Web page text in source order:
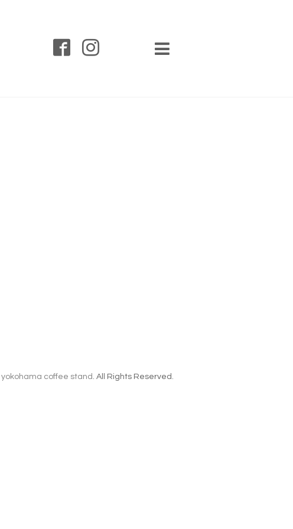
yokohama coffee stand . All Rights Reserved.